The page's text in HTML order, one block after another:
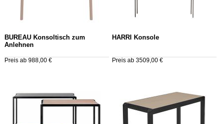
BUREAU Konsoltisch zum
Anlehnen
Preis ab 988,00 €
HARRI Konsole
Preis ab 3509,00 €